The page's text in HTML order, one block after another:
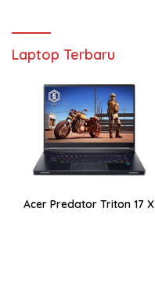
Laptop Terbaru
Acer Predator Triton 17 X